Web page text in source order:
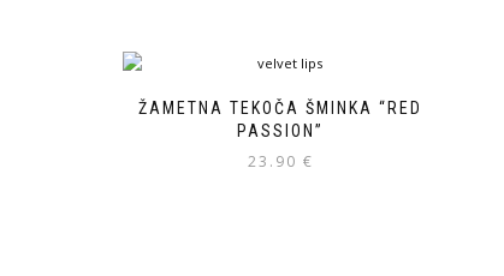
ŽAMETNA TEKOČA ŠMINKA “RED
PASSION”
23.90 €